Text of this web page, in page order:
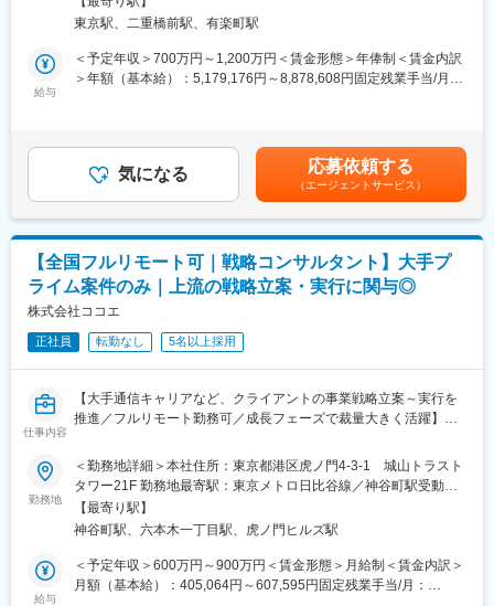
は激化する一方です。
デジタル人材として育成・活用する動きが加速しています。
Reskilling Campでは、企業のこうした課題に寄り添い、単なる研
変更の範囲：会社の定める業務
場で、経営コンサルティングをご担当いただきます。入社後は経
営の課題解決を図るチームの一員となっていただき、ともに企業
変革を起こしていただきます。
【変更の範囲：会社の定める業務】
・経営企画機能の強化、経理や財務管理、予算管理体制の構築、
組織や人事制度の構築などの経営基盤の整備支援
・中期経営計画の策定支援
・IPO支援
＜直近のプロジェクト事例＞
・大手通信企業のシェアード構想の実行支援
・大手製造業の海外子会社人事評価/賃金制度設計
・PEファンド投資先企業の財務レポーティング体制構築支援
・PEファンド投資先企業の新規事業立案支援
当社は、部分的な経営課題へのアプローチは行わず、複合的な経
営課題に取り組みます。 そのためご自身の専門外の分野での課題
解決が求められますが、元投資ファンド投資担当・元上場企業
CFO・元ベンチャー企業CFO・元IT系ブティックファームパート
ムで課題解決に取り組みます。
東京駅、二重橋前駅、有楽町駅
給与
＜予定年収＞700万円～1,200万円＜賃金形態＞年俸制＜賃金内訳
＞年額（基本給）：5,179,176円～8,878,608円固定残業手当/月：
給与補足＞※給与詳細は、経験・スキルを考慮のうえ決定します。
■昇給：年1回もしくは2回※レイヤーに応じて評価期間が異なりま
す賃金はあくまでも目安の金額であり、選考を通じて上下する可
能性があります。月給(月額)は固定手当を含めた表記です。
気になる 応募依頼する
（エージェントサービス）
【全国フルリモート可｜戦略コンサルタント】大手プ
ライム案件のみ｜上流の戦略立案・実行に関与◎
株式会社ココエ
正社員 転勤なし 5名以上採用
仕事内容
【大手通信キャリアなど、クライアントの事業戦略立案～実行を
推進／フルリモート勤務可／成長フェーズで裁量大きく活躍】
◆ポジション概要
戦略コンサルタントとして、大手クライアントの事業戦略立案、
業務設計、施策実行支援など幅広いコンサルティング業務を担当
します。プロジェクトごとに市場分析から戦略・業務設計、施策
立案・実行・効果検証、クライアント向けドキュメンテーション
まで一貫して携わります。担当案件は最大手事業会社や通信企業
の事業拡大戦略など、多様な業界・テーマが対象です。
勤務地
＜勤務地詳細＞本社住所：東京都港区虎ノ門4-3-1 城山トラスト
タワー21F 勤務地最寄駅：東京メトロ日比谷線／神谷町駅受動喫
煙対策：屋内全面禁煙変更の範囲：会社の定める事業所（リモー
トワーク含む）
【最寄り駅】
神谷町駅、六本木一丁目駅、虎ノ門ヒルズ駅
給与
＜予定年収＞600万円～900万円＜賃金形態＞月給制＜賃金内訳＞
月額（基本給）：405,064円～607,595円固定残業手当/月：